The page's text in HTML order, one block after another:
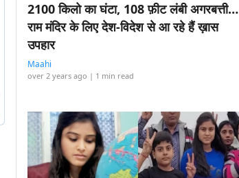
2100 किलो का घंटा, 108 फ़ीट लंबी अगरबत्ती…
राम मंदिर के लिए देश-विदेश से आ रहे हैं ख़ास
उपहार
Maahi
over 2 years ago | 1 min read